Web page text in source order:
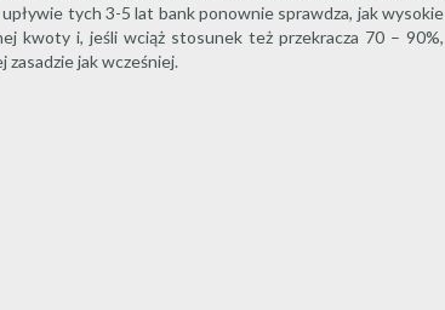
tych 3-5 lat bank ponownie sprawdza, jak wysokie
kwoty i, jeśli wciąż stosunek też przekracza 70 – 90%,
jak wcześniej.